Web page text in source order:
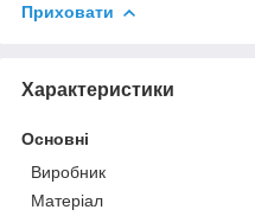
Приховати
Характеристики
Основні
Виробник
Матеріал